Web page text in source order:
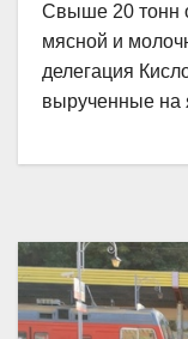
Свыше 20 тонн
мясной и
делегация
вырученные на